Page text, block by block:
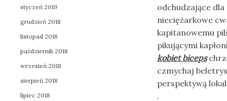
odchudzające
nieciężarkowe
kapitanowemu
pikującymi
kobiet biceps
czmychaj
perspektywą
.
styczeń 2019
grudzień 2018
listopad 2018
październik 2018
wrzesień 2018
sierpień 2018
lipiec 2018